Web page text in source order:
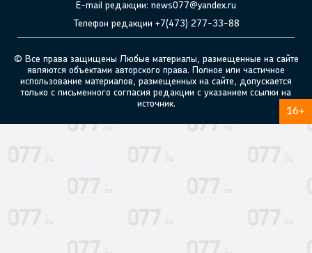
E-mail редакции: news077@yandex.ru
Телефон редакции +7(473) 277-33-88
© Все права защищены Любые материалы, размещенные на сайте
являются объектами авторского права. Полное или частичное
использование материалов, размещенных на сайте, допускается
только с письменного согласия редакции с указанием ссылки на
источник.
16+